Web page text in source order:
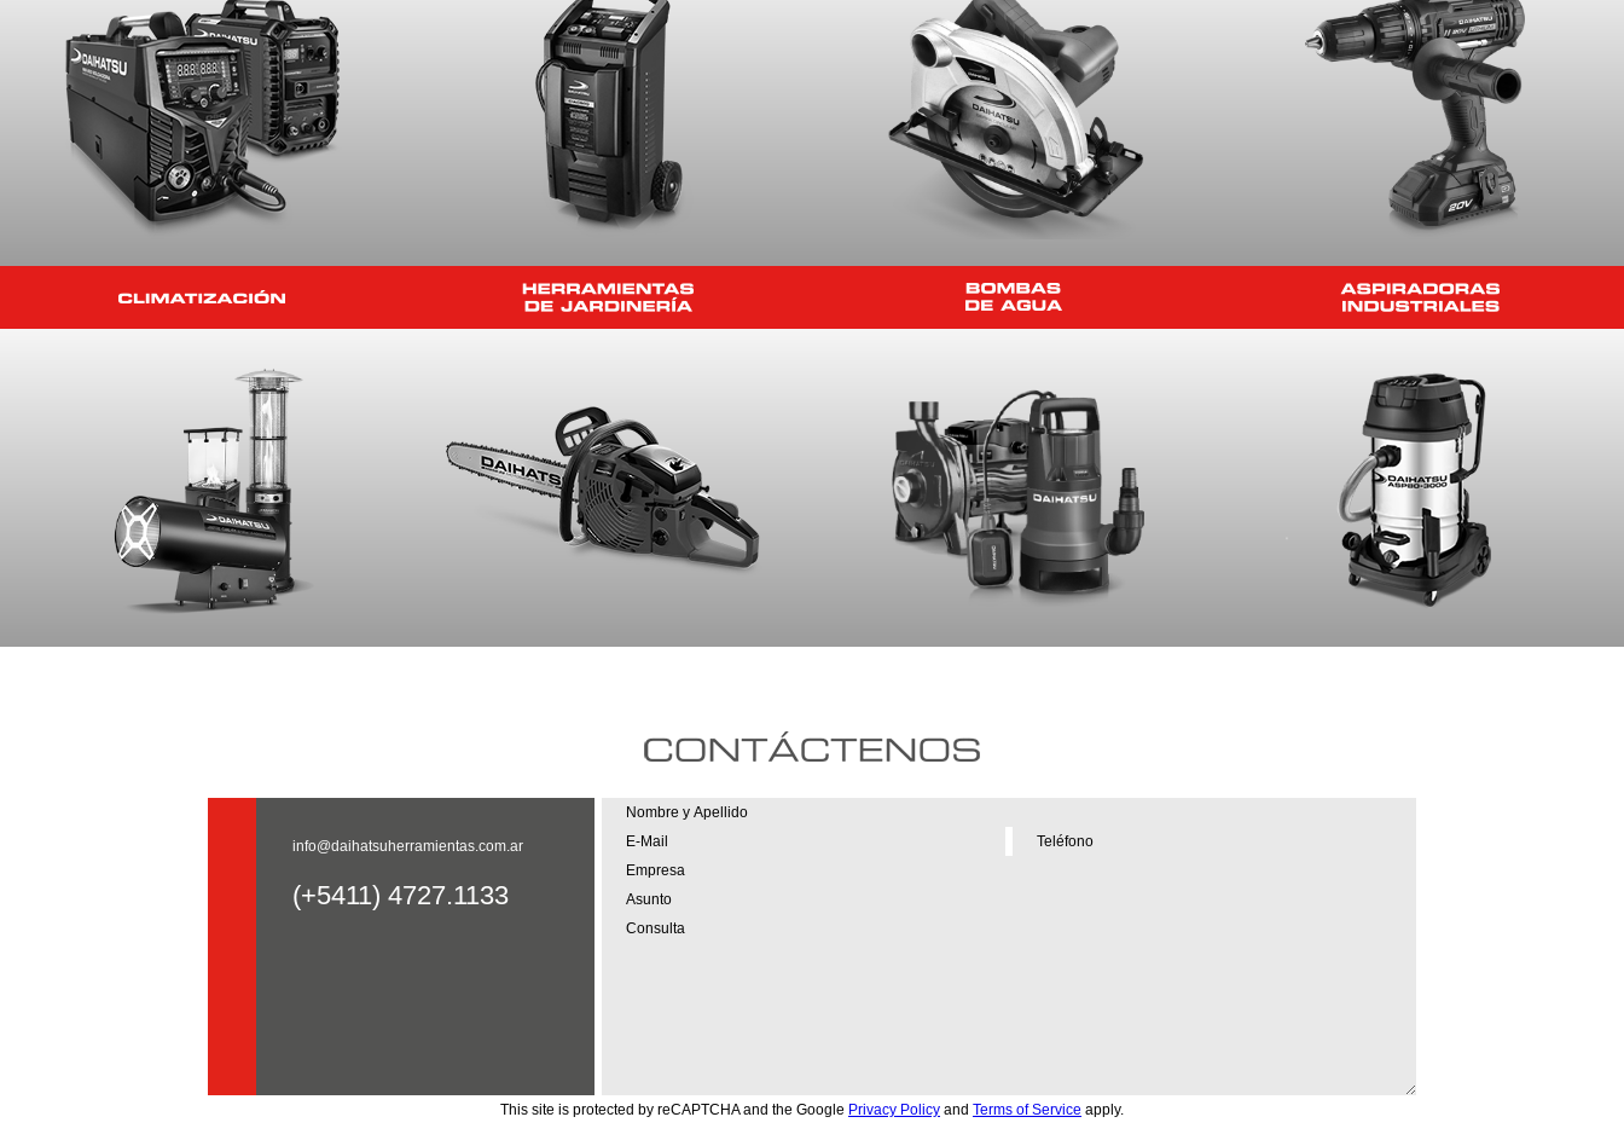
info@daihatsuherramientas.com.ar
(+5411) 4727.1133
This site is protected by reCAPTCHA and the Google Privacy Policy and Terms of Service apply.